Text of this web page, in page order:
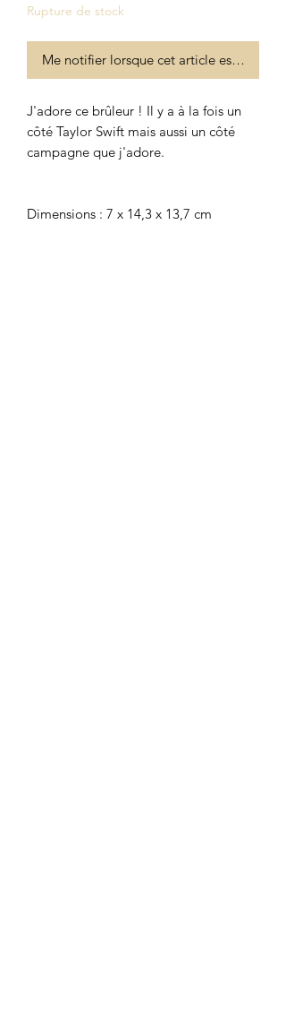
Rupture de stock
Me notifier lorsque cet article est
J'adore ce brûleur ! Il y a à la fois un
côté Taylor Swift mais aussi un côté
campagne que j'adore.
Dimensions : 7 x 14,3 x 13,7 cm